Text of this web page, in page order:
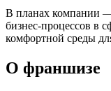
В планах компании
бизнес-процессов в
комфортной среды
О франшизе